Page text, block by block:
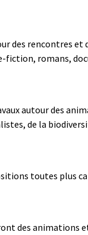
des rencontres et
fiction, romans,
autour des
de la
toutes plus
des animations